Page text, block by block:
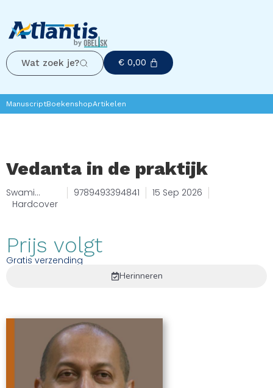
Wat zoek je? € 0,00
ManuscriptBoekenshopArtikelen
Vedanta in de praktijk
Swami
Sarvapriyan
9789493394841
15 Sep 2026
Hardcover
Prijs volgt
Gratis verzending
Herinneren